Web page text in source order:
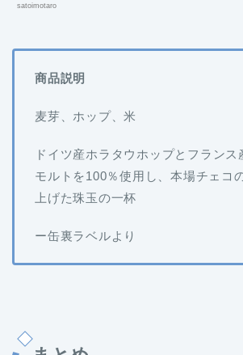
satoimotaro
商品説明
麦芽、ホップ、米
ドイツ産ホラタウホップとフランス
モルトを100％使用し、本場チェコ
上げた珠玉の一杯
ー缶裏ラベルより